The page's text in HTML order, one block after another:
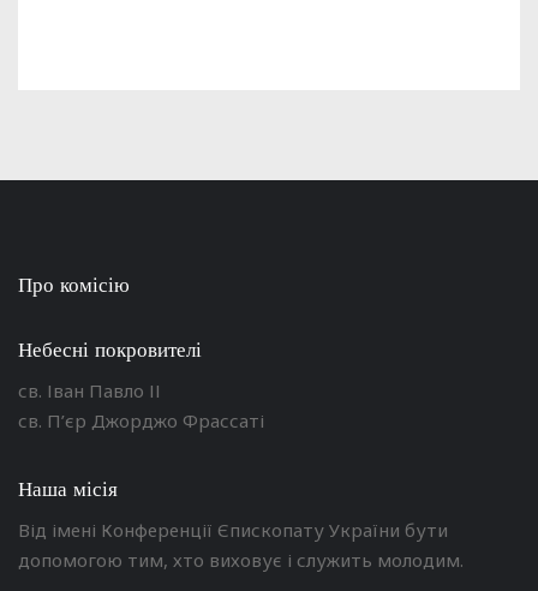
Про комісію
Небесні покровителі
св. Іван Павло ІІ
св. П’єр Джорджо Фрассаті
Наша місія
Від імені Конференції Єпископату України бути
допомогою тим, хто виховує і служить молодим.